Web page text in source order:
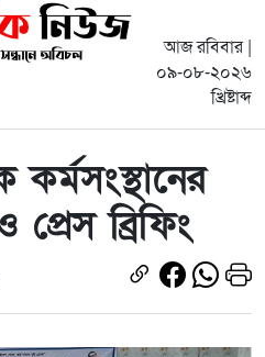
আজ রবিবার |
০৯-০৮-২০২৬
খ্রিষ্টাব্দ
ব্রিফিং